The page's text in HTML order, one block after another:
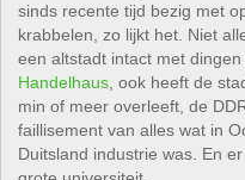
sinds recente tijd bezig met
krabbelen, zo lijkt het. Niet
een altstadt intact met
Handelhaus , ook heeft de
min of meer overleeft, de
faillisement van alles wat in
Duitsland industrie was. En